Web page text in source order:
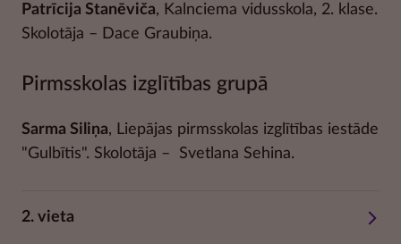
Patrīcija Stanēviča, Kalnciema vidusskola, 2. klase.
Skolotāja – Dace Graubiņa.
Pirmsskolas izglītības grupā
Sarma Siliņa, Liepājas pirmsskolas izglītības iestāde
"Gulbītis". Skolotāja – Svetlana Sehina.
2. vieta